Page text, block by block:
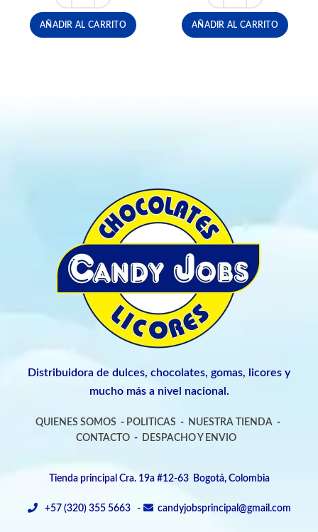
AÑADIR AL CARRITO AÑADIR AL CARRITO
Distribuidora de dulces, chocolates, gomas, licores y
mucho más a nivel nacional.
QUIENES SOMOS - POLITICAS - NUESTRA TIENDA -
CONTACTO- DESPACHO Y ENVIO
Tienda principal Cra. 19a #12-63 Bogotá, Colombia
+57 (320) 355 5663 - candyjobsprincipal@gmail.com